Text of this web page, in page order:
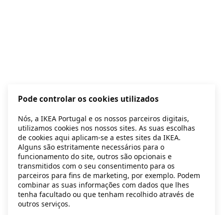
Application error: a client-side exception has occurred
Pode controlar os cookies utilizados
Nós, a IKEA Portugal e os nossos parceiros digitais,
utilizamos cookies nos nossos sites. As suas escolhas
de cookies aqui aplicam-se a estes sites da IKEA.
Alguns são estritamente necessários para o
funcionamento do site, outros são opcionais e
transmitidos com o seu consentimento para os
parceiros para fins de marketing, por exemplo. Podem
combinar as suas informações com dados que lhes
tenha facultado ou que tenham recolhido através de
outros serviços.